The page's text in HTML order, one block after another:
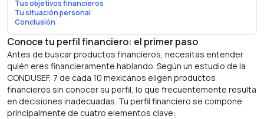
Tus objetivos financieros
Tu situación personal
Conclusión
Conoce tu perfil financiero: el primer paso
Antes de buscar productos financieros, necesitas entender
quién eres financieramente hablando. Según un estudio de la
CONDUSEF, 7 de cada 10 mexicanos eligen productos
financieros sin conocer su perfil, lo que frecuentemente resulta
en decisiones inadecuadas. Tu perfil financiero se compone
principalmente de cuatro elementos clave: